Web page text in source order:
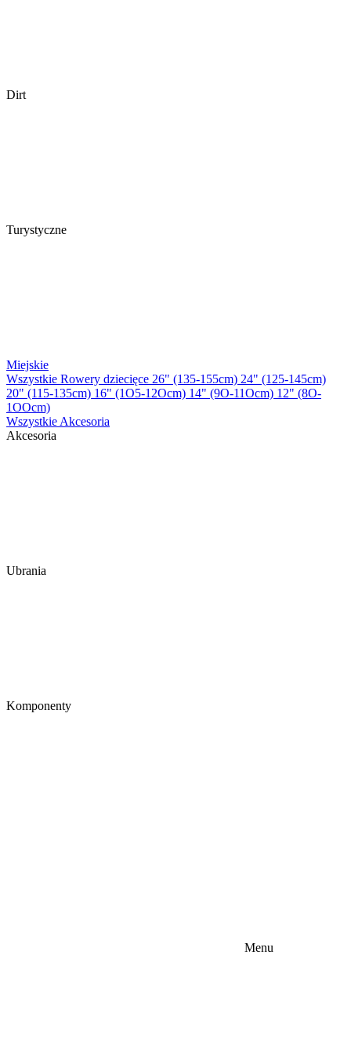
Dirt
Turystyczne
Miejskie
Wszystkie Rowery dziecięce 26" (135-155cm) 24" (125-145cm)
20" (115-135cm) 16" (1O5-12Ocm) 14" (9O-11Ocm) 12" (8O-
1OOcm)
Wszystkie Akcesoria
Akcesoria
Ubrania
Komponenty
Menu